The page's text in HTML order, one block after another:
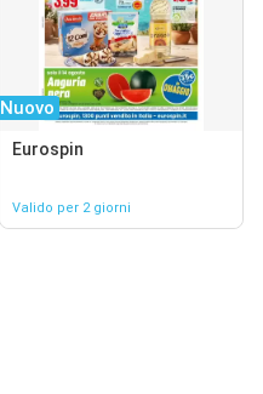
Nuovo
Eurospin
Valido per 2 giorni